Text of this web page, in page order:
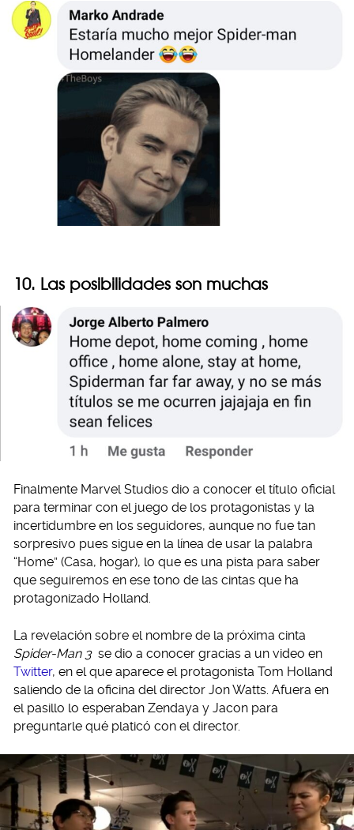
10. Las posibilidades son muchas
Finalmente Marvel Studios dio a conocer el título oficial
para terminar con el juego de los protagonistas y la
incertidumbre en los seguidores, aunque no fue tan
sorpresivo pues sigue en la línea de usar la palabra
“Home” (Casa, hogar), lo que es una pista para saber
que seguiremos en ese tono de las cintas que ha
protagonizado Holland.
La revelación sobre el nombre de la próxima cinta
Spider-Man 3 se dio a conocer gracias a un video en
Twitter, en el que aparece el protagonista Tom Holland
saliendo de la oficina del director Jon Watts. Afuera en
el pasillo lo esperaban Zendaya y Jacon para
preguntarle qué platicó con el director.